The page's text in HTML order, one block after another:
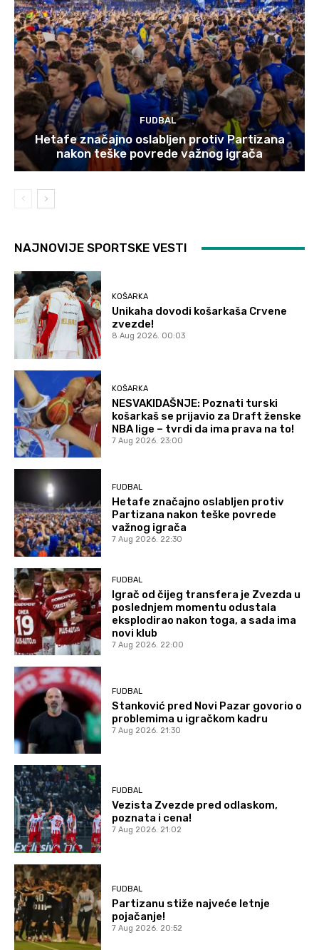
FUDBAL
Hetafe značajno oslabljen protiv Partizana
nakon teške povrede važnog igrača
NAJNOVIJE SPORTSKE VESTI
KOŠARKA
Unikaha dovodi košarkaša Crvene
zvezde!
8 Aug 2026. 00:03
KOŠARKA
NESVAKIDAŠNJE: Poznati turski
košarkaš se prijavio za Draft ženske
NBA lige – tvrdi da ima prava na to!
7 Aug 2026. 23:00
FUDBAL
Hetafe značajno oslabljen protiv
Partizana nakon teške povrede
važnog igrača
7 Aug 2026. 22:30
FUDBAL
Igrač od čijeg transfera je Zvezda u
poslednjem momentu odustala
eksplodirao nakon toga, a sada ima
novi klub
7 Aug 2026. 22:00
FUDBAL
Stanković pred Novi Pazar govorio o
problemima u igračkom kadru
7 Aug 2026. 21:30
FUDBAL
Vezista Zvezde pred odlaskom,
poznata i cena!
7 Aug 2026. 21:02
FUDBAL
Partizanu stiže najveće letnje
pojačanje!
7 Aug 2026. 20:52